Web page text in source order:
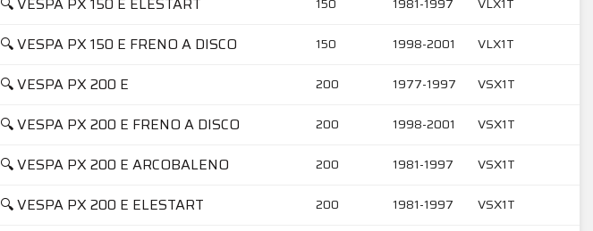
🔍 VESPA PX 150 E FRENO A DISCO 150 1998-2001 VLX1T
🔍 VESPA PX 200 E 200 1977-1997 VSX1T
🔍 VESPA PX 200 E FRENO A DISCO 200 1998-2001 VSX1T
🔍 VESPA PX 200 E ARCOBALENO 200 1981-1997 VSX1T
🔍 VESPA PX 200 E ELESTART 200 1981-1997 VSX1T